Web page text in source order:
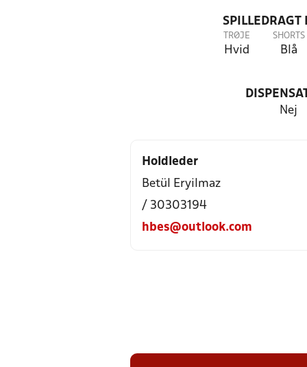
SPILLEDRAGT
TRØJE
Hvid
SHORTS
Blå
Nej
Holdleder
Betül Eryilmaz
/ 30303194
hbes@outlook.com